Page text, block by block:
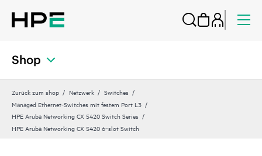
Shop
Zurück zum shop Netzwerk
Switches
Managed Ethernet-Switches mit festem Port L3
HPE Aruba Networking CX 5420 Switch Series
HPE Aruba Networking CX 5420 6‑slot Switch